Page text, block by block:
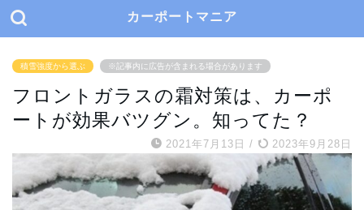
カーポートマニア
積雪強度から選ぶ ※記事内に広告が含まれる場合があります
フロントガラスの霜対策は、カーポ
ートが効果バツグン。知ってた？
2021年7月13日 / 2023年9月28日